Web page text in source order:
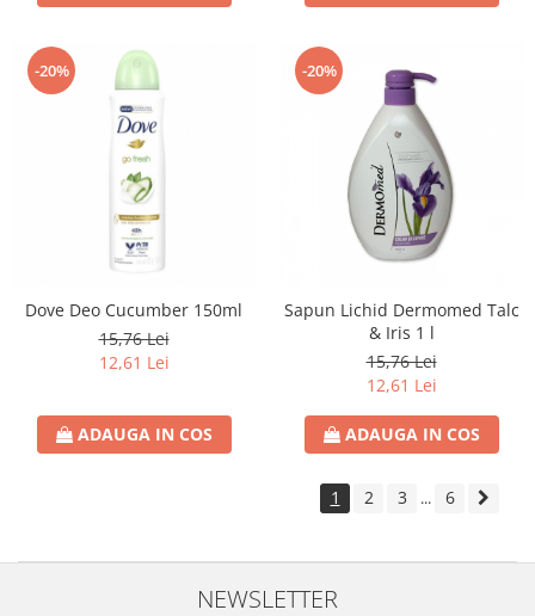
-20%
Dove Deo Cucumber 150ml
15,76 Lei
12,61 Lei
ADAUGA IN COS
-20%
Sapun Lichid Dermomed Talc
& Iris 1 l
15,76 Lei
12,61 Lei
ADAUGA IN COS
1 2 3 ... 6
NEWSLETTER